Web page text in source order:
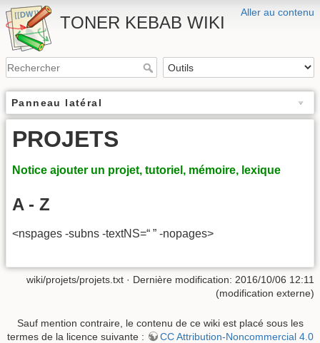
Aller au contenu
TONER KEBAB WIKI
Panneau latéral
PROJETS
Notice ajouter un projet, tutoriel, mémoire, lexique
A - Z
<nspages -subns -textNS=“ ” -nopages>
wiki/projets/projets.txt · Dernière modification: 2016/10/06 12:11
(modification externe)
Sauf mention contraire, le contenu de ce wiki est placé sous les
termes de la licence suivante :
CC Attribution-Noncommercial 4.0